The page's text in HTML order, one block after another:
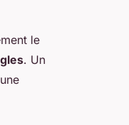
le
. Un